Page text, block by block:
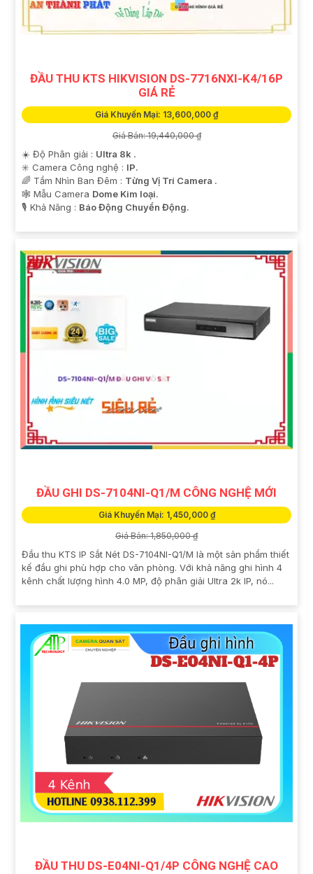
ĐẦU THU KTS HIKVISION DS-7716NXI-K4/16P
GIÁ RẺ
Giá Khuyến Mại: 13,600,000 ₫
Giá Bán: 19,440,000 ₫
☀️ Độ Phân giải : Ultra 8k .
✳️ Camera Công nghệ : IP.
🌈 Tầm Nhìn Ban Đêm : Từng Vị Trí Camera .
🕸️ Mẫu Camera Dome Kim loại.
️🎙 Khả Năng : Báo Động Chuyển Động.
ĐẦU GHI DS-7104NI-Q1/M CÔNG NGHỆ MỚI
Giá Khuyến Mại: 1,450,000 ₫
Giá Bán: 1,850,000 ₫
Đầu thu KTS IP Sắt Nét DS-7104NI-Q1/M là một sản phẩm thiết
kế đầu ghi phù hợp cho văn phòng. Với khả năng ghi hình 4
kênh chất lượng hình 4.0 MP, độ phân giải Ultra 2k IP, nó...
ĐẦU THU DS-E04NI-Q1/4P CÔNG NGHỆ CAO